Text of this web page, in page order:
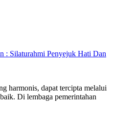
: Silaturahmi Penyejuk Hati Dan
harmonis, dapat tercipta melalui
Di lembaga pemerintahan